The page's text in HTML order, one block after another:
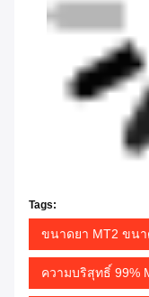
Tags:
ขนาดยา MT2 ขนา
ความบริสุทธิ์ 99%